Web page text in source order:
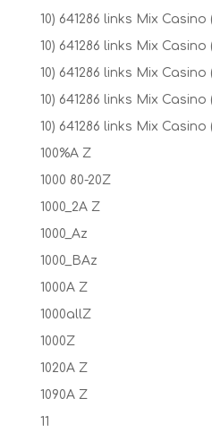
10) 641286 links Mix Casino
10) 641286 links Mix Casino
10) 641286 links Mix
10) 641286 links Mix
10) 641286 links Mix
100%A Z
1000 80-20Z
1000_2A Z
1000_Az
1000_BAz
1000A Z
1000allZ
1000Z
1020A Z
1090A Z
11